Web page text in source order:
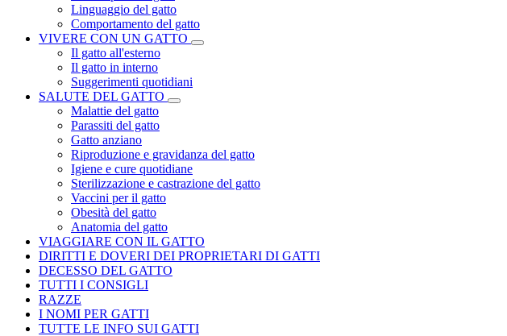
Linguaggio del gatto
Comportamento del gatto
VIVERE CON UN GATTO
Il gatto all'esterno
Il gatto in interno
Suggerimenti quotidiani
SALUTE DEL GATTO
Malattie del gatto
Parassiti del gatto
Gatto anziano
Riproduzione e gravidanza del gatto
Igiene e cure quotidiane
Sterilizzazione e castrazione del gatto
Vaccini per il gatto
Obesità del gatto
Anatomia del gatto
VIAGGIARE CON IL GATTO
DIRITTI E DOVERI DEI PROPRIETARI DI GATTI
DECESSO DEL GATTO
TUTTI I CONSIGLI
RAZZE
I NOMI PER GATTI
TUTTE LE INFO SUI GATTI